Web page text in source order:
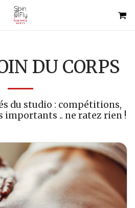
DU CORPS
du studio : compétitions,
importants .. ne ratez rien !